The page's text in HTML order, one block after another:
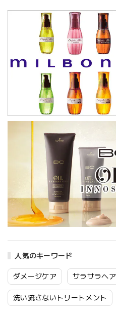
人気のキーワード
ダメージケア サラサラヘア
洗い流さないトリートメント